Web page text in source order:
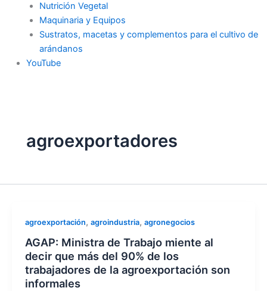
Nutrición Vegetal
Maquinaria y Equipos
Sustratos, macetas y complementos para el cultivo de
arándanos
YouTube
agroexportadores
agroexportación, agroindustria, agronegocios
AGAP: Ministra de Trabajo miente al
decir que más del 90% de los
trabajadores de la agroexportación son
informales